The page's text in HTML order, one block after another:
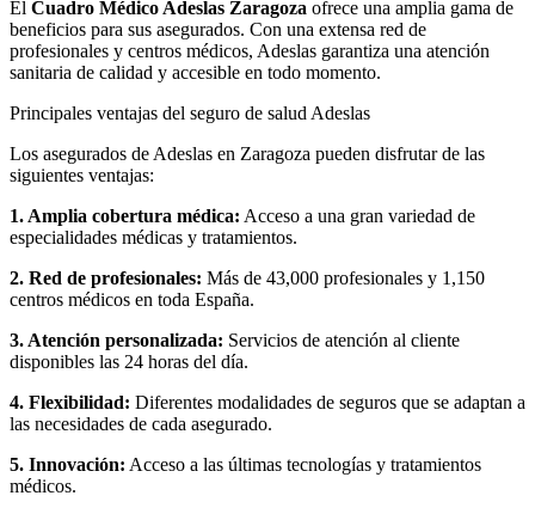
El Cuadro Médico Adeslas Zaragoza ofrece una amplia gama de
beneficios para sus asegurados. Con una extensa red de
profesionales y centros médicos, Adeslas garantiza una atención
sanitaria de calidad y accesible en todo momento.
Principales ventajas del seguro de salud Adeslas
Los asegurados de Adeslas en Zaragoza pueden disfrutar de las
siguientes ventajas:
1. Amplia cobertura médica: Acceso a una gran variedad de
especialidades médicas y tratamientos.
2. Red de profesionales: Más de 43,000 profesionales y 1,150
centros médicos en toda España.
3. Atención personalizada: Servicios de atención al cliente
disponibles las 24 horas del día.
4. Flexibilidad: Diferentes modalidades de seguros que se adaptan a
las necesidades de cada asegurado.
5. Innovación: Acceso a las últimas tecnologías y tratamientos
médicos.